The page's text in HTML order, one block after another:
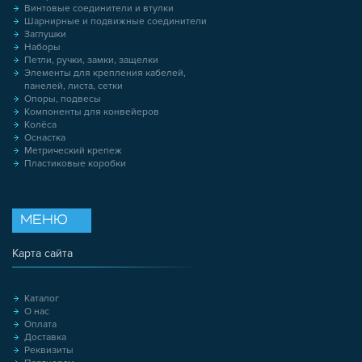
Винтовые соединители и втулки
Шарнирные и подвижные соединители
Заглушки
Наборы
Петли, ручки, замки, защелки
Элементы для крепления кабелей,
панелей, листа, сетки
Опоры, подвесы
Компоненты для конвейеров
Колёса
Оснастка
Метрический крепеж
Пластиковые коробки
МЕНЮ
Карта сайта
Каталог
О нас
Оплата
Доставка
Реквизиты